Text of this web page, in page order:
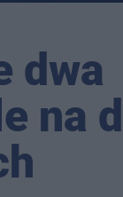
dwa
na